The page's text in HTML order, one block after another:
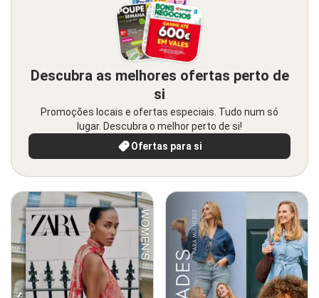
Descubra as melhores ofertas perto de
si
Promoções locais e ofertas especiais. Tudo num só
lugar. Descubra o melhor perto de si!
Ofertas para si